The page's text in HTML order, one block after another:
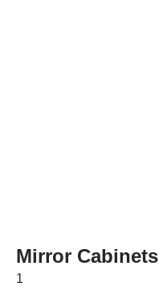
Mirror Cabinets
1